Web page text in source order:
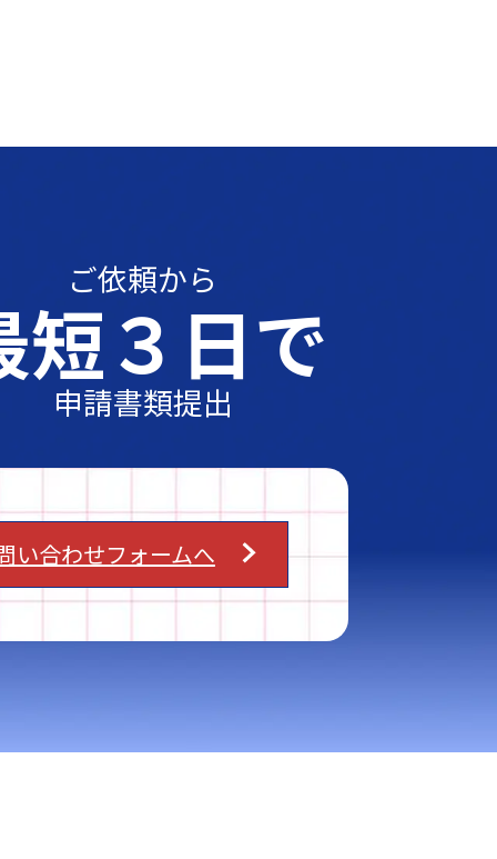
ご依頼から
短３日で
申請書類提出
い合わせフォームへ